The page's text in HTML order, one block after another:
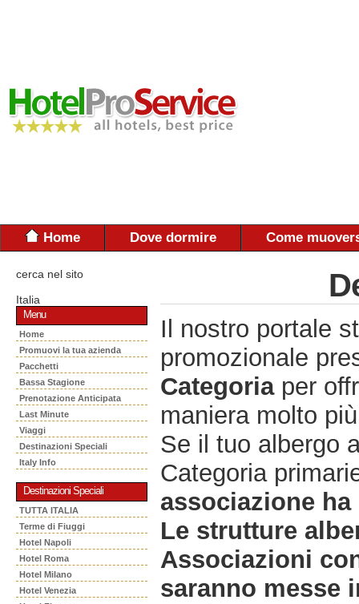
Home Dove dormire Come
cerca nel sito
Italia
Menu
Home
Promuovi la tua azienda
Pacchetti
Bassa Stagione
Prenotazione Anticipata
Last Minute
Viaggi
Destinazioni Speciali
Italy Info
Destinazioni Speciali
TUTTA ITALIA
Terme di Fiuggi
Hotel Napoli
Hotel Roma
Hotel Milano
Hotel Venezia
Il nostro portale
promozionale
Categoriaper
maniera molto
Se il tuo albergo
Categoria
associazione
Le strutture
Associazioni
saranno messe